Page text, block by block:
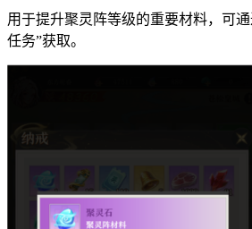
用于提升聚灵阵等级的重要材料，可通
任务”获取。